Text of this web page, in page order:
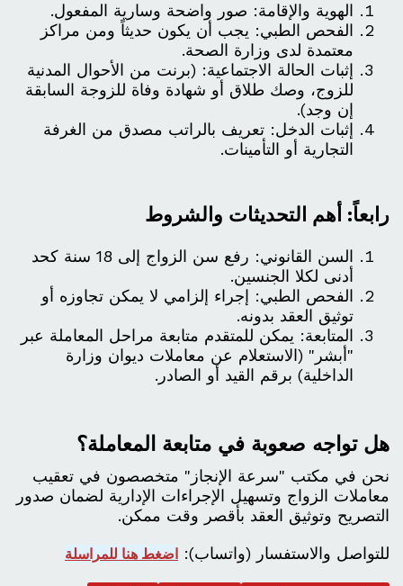
الهوية والإقامة: صور واضحة وسارية المفعول.
الفحص الطبي: يجب أن يكون حديثاً ومن مراكز
معتمدة لدى وزارة الصحة.
إثبات الحالة الاجتماعية: (برنت من الأحوال المدنية
للزوج، وصك طلاق أو شهادة وفاة للزوجة السابقة
إن وجد).
إثبات الدخل: تعريف بالراتب مصدق من الغرفة
التجارية أو التأمينات.
رابعاً: أهم التحديثات والشروط
السن القانوني: رفع سن الزواج إلى 18 سنة كحد
أدنى لكلا الجنسين.
الفحص الطبي: إجراء إلزامي لا يمكن تجاوزه أو
توثيق العقد بدونه.
المتابعة: يمكن للمتقدم متابعة مراحل المعاملة عبر
"أبشر" (الاستعلام عن معاملات ديوان وزارة
الداخلية) برقم القيد أو الصادر.
هل تواجه صعوبة في متابعة المعاملة؟
نحن في مكتب "سرعة الإنجاز" متخصصون في تعقيب
معاملات الزواج وتسهيل الإجراءات الإدارية لضمان صدور
التصريح وتوثيق العقد بأقصر وقت ممكن.
للتواصل والاستفسار (واتساب): اضغط هنا للمراسلة